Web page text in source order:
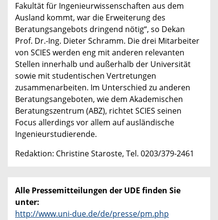
Fakultät für Ingenieurwissenschaften aus dem
Ausland kommt, war die Erweiterung des
Beratungsangebots dringend nötig“, so Dekan
Prof. Dr.-Ing. Dieter Schramm. Die drei Mitarbeiter
von SCIES werden eng mit anderen relevanten
Stellen innerhalb und außerhalb der Universität
sowie mit studentischen Vertretungen
zusammenarbeiten. Im Unterschied zu anderen
Beratungsangeboten, wie dem Akademischen
Beratungszentrum (ABZ), richtet SCIES seinen
Focus allerdings vor allem auf ausländische
Ingenieurstudierende.
Redaktion: Christine Staroste, Tel. 0203/379-2461
Alle Pressemitteilungen der UDE finden Sie
unter:
http://www.uni-due.de/de/presse/pm.php